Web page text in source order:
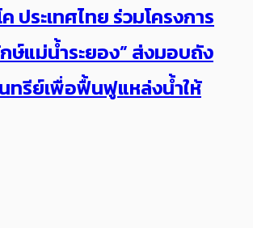
ประเทศไทย ร่วมโครงการ
ษ์แม่น้ำระยอง” ส่งมอบถัง
ทรีย์เพื่อฟื้นฟูแหล่งน้ำให้